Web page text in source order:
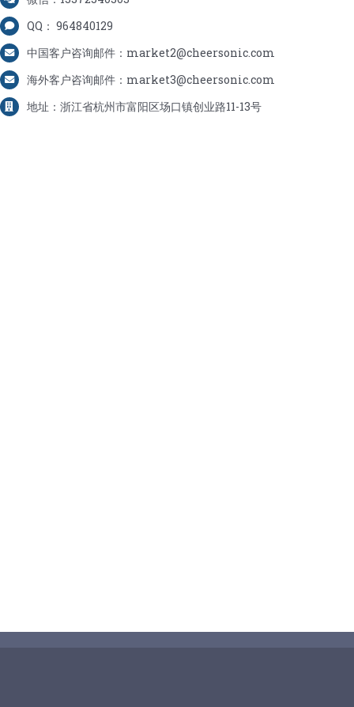
QQ： 964840129
中国客户咨询邮件：market2@cheersonic.com
海外客户咨询邮件：market3@cheersonic.com
地址：浙江省杭州市富阳区场口镇创业路11-13号